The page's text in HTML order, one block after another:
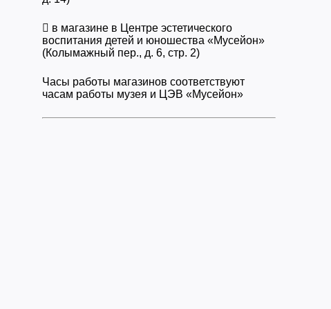
 в магазине в Центре эстетического
воспитания детей и юношества «Мусейон»
(Колымажный пер., д. 6, стр. 2)
Часы работы магазинов соответствуют
часам работы музея и ЦЭВ «Мусейон»